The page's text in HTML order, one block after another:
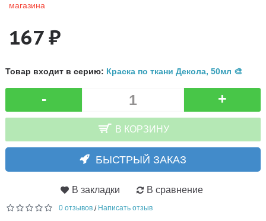
магазина
167 ₽
Товар входит в серию: Краска по ткани Декола, 50мл 🎨
- +
В КОРЗИНУ
БЫСТРЫЙ ЗАКАЗ
В закладки В сравнение
0 отзывов / Написать отзыв